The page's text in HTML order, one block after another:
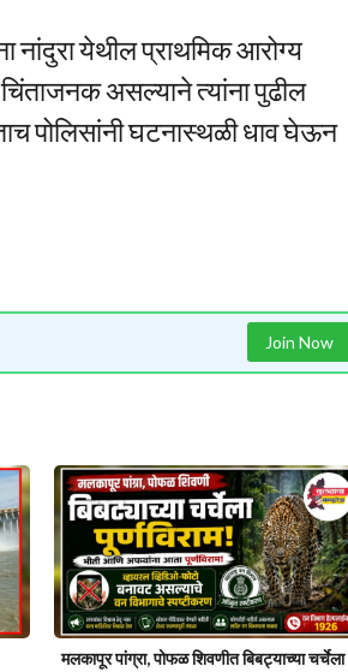
नांदुरा येथील प्राथमिक आरोग्य
असल्याने त्यांना पुढील
पोलिसांनी घटनास्थळी धाव घेऊन
Join Now
मलकापूर पांग्रा, पोफळ शिवणीत बिबट्याच्या चर्चेला